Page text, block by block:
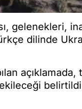
gelenekleri,
dilinde